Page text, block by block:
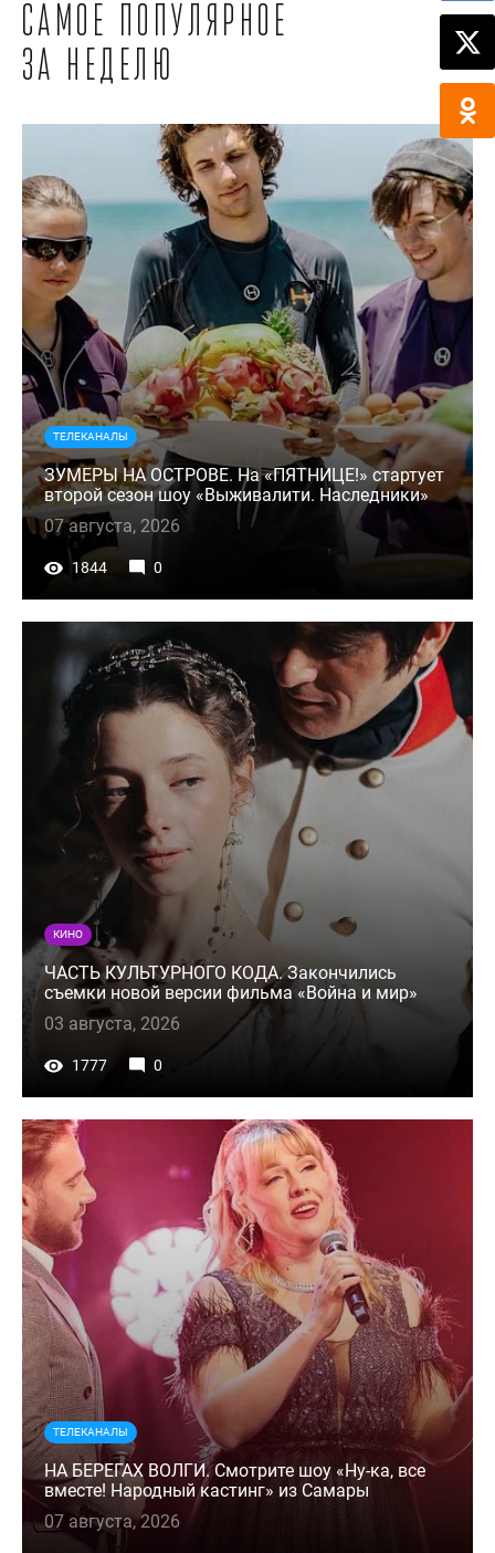
Самое популярное
за неделю
ТЕЛЕКАНАЛЫ
ЗУМЕРЫ НА ОСТРОВЕ. На «ПЯТНИЦЕ!» стартует
второй сезон шоу «Выживалити. Наследники»
07 августа, 2026
1844 0
КИНО
ЧАСТЬ КУЛЬТУРНОГО КОДА. Закончились
съемки новой версии фильма «Война и мир»
03 августа, 2026
1777 0
ТЕЛЕКАНАЛЫ
НА БЕРЕГАХ ВОЛГИ. Смотрите шоу «Ну-ка, все
вместе! Народный кастинг» из Самары
07 августа, 2026